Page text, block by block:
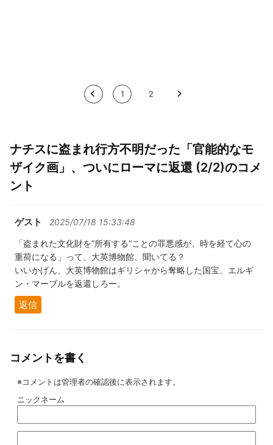
< 1 2 >
ナチスに盗まれ行方不明だった「官能的なモ
ザイク画」、ついにローマに返還 (2/2)のコメ
ント
ゲスト 2025/07/18 15:33:48
「盗まれた文化財を“所有する”ことの罪悪感が、時を経て心の
重荷になる」って、大英博物館、聞いてる？
いいかげん、大英博物館はギリシャから奪略した国宝、エルギ
ン・マーブルを返還しろー。
返信
コメントを書く
※コメントは管理者の確認後に表示されます。
ニックネーム